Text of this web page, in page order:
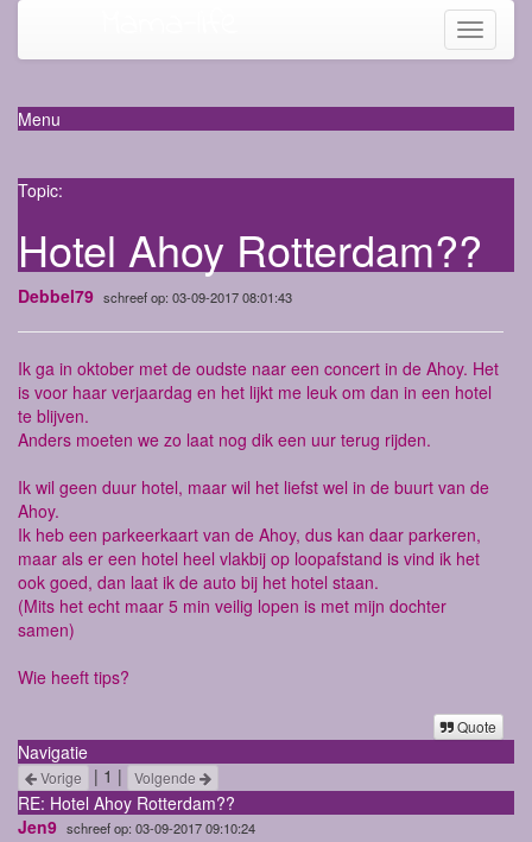
Toggle
Menu
Topic:
Hotel Ahoy Rotterdam??
Debbel79 schreef op: 03-09-2017 08:01:43
Ik ga in oktober met de oudste naar een concert in de Ahoy. Het
is voor haar verjaardag en het lijkt me leuk om dan in een hotel
te blijven.
Anders moeten we zo laat nog dik een uur terug rijden.
Ik wil geen duur hotel, maar wil het liefst wel in de buurt van de
Ahoy.
Ik heb een parkeerkaart van de Ahoy, dus kan daar parkeren,
maar als er een hotel heel vlakbij op loopafstand is vind ik het
ook goed, dan laat ik de auto bij het hotel staan.
(Mits het echt maar 5 min veilig lopen is met mijn dochter
samen)
Wie heeft tips?
Quote
Navigatie
Vorige | 1 | Volgende
RE: Hotel Ahoy Rotterdam??
Jen9 schreef op: 03-09-2017 09:10:24